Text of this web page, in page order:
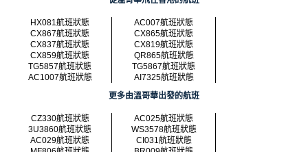
HX081航班狀態
AC007航班狀態
CX867航班狀態
CX865航班狀態
CX837航班狀態
CX819航班狀態
CX859航班狀態
QR865航班狀態
TG5857航班狀態
TG5867航班狀態
AC1007航班狀態
AI7325航班狀態
更多由溫哥華出發的航班
CZ330航班狀態
AC025航班狀態
3U3860航班狀態
WS3578航班狀態
AC029航班狀態
CI031航班狀態